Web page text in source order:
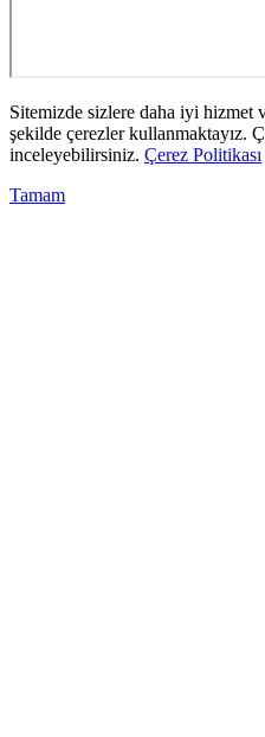
Sitemizde sizlere daha iyi
şekilde çerezler kullanmaktayız.
inceleyebilirsiniz. Çerez Politikası
Tamam